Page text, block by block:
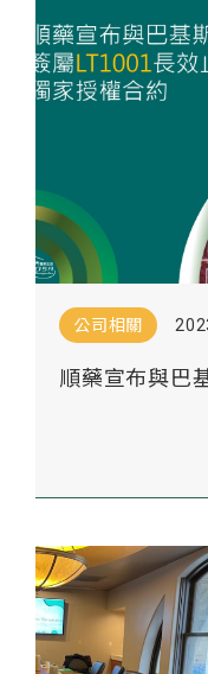
公司相關
順藥宣布與巴